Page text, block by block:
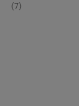
(7)